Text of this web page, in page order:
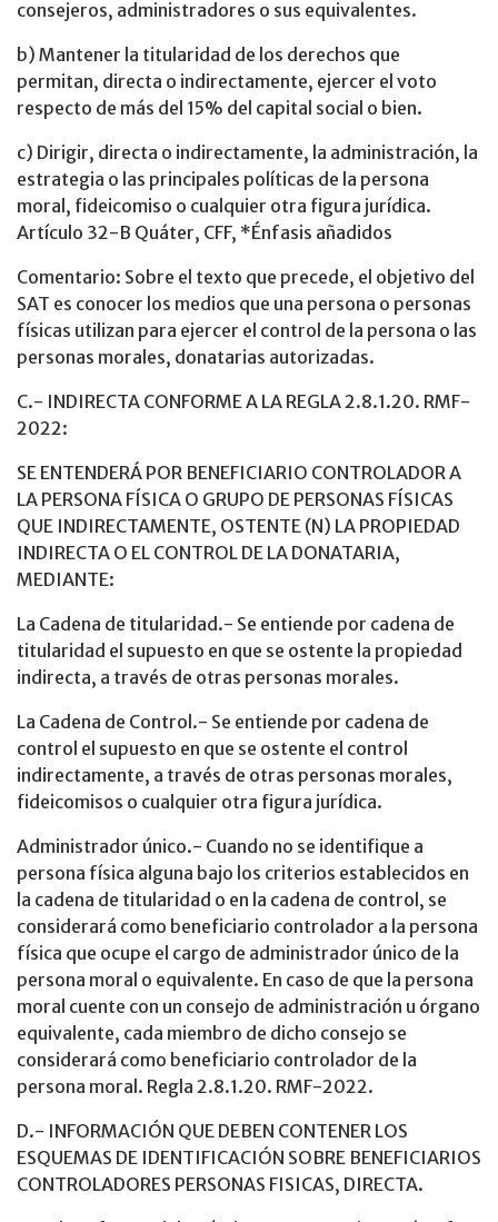
consejeros, administradores o sus equivalentes.
b) Mantener la titularidad de los derechos que
permitan, directa o indirectamente, ejercer el voto
respecto de más del 15% del capital social o bien.
c) Dirigir, directa o indirectamente, la administración, la
estrategia o las principales políticas de la persona
moral, fideicomiso o cualquier otra figura jurídica.
Artículo 32-B Quáter, CFF, *Énfasis añadidos
Comentario: Sobre el texto que precede, el objetivo del
SAT es conocer los medios que una persona o personas
físicas utilizan para ejercer el control de la persona o las
personas morales, donatarias autorizadas.
C.- INDIRECTA CONFORME A LA REGLA 2.8.1.20. RMF-
2022:
SE ENTENDERÁ POR BENEFICIARIO CONTROLADOR A
LA PERSONA FÍSICA O GRUPO DE PERSONAS FÍSICAS
QUE INDIRECTAMENTE, OSTENTE (N) LA PROPIEDAD
INDIRECTA O EL CONTROL DE LA DONATARIA,
MEDIANTE:
La Cadena de titularidad.- Se entiende por cadena de
titularidad el supuesto en que se ostente la propiedad
indirecta, a través de otras personas morales.
La Cadena de Control.- Se entiende por cadena de
control el supuesto en que se ostente el control
indirectamente, a través de otras personas morales,
fideicomisos o cualquier otra figura jurídica.
Administrador único.- Cuando no se identifique a
persona física alguna bajo los criterios establecidos en
la cadena de titularidad o en la cadena de control, se
considerará como beneficiario controlador a la persona
física que ocupe el cargo de administrador único de la
persona moral o equivalente. En caso de que la persona
moral cuente con un consejo de administración u órgano
equivalente, cada miembro de dicho consejo se
considerará como beneficiario controlador de la
persona moral. Regla 2.8.1.20. RMF-2022.
D.- INFORMACIÓN QUE DEBEN CONTENER LOS
ESQUEMAS DE IDENTIFICACIÓN SOBRE BENEFICIARIOS
CONTROLADORES PERSONAS FISICAS, DIRECTA.